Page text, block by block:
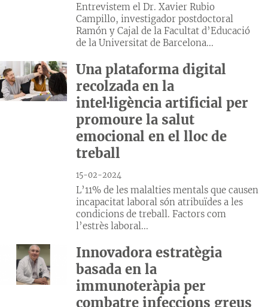
Entrevistem el Dr. Xavier Rubio
Campillo, investigador postdoctoral
Ramón y Cajal de la Facultat d’Educació
de la Universitat de Barcelona...
Una plataforma digital
recolzada en la
intel·ligència artificial per
promoure la salut
emocional en el lloc de
treball
15-02-2024
L’11% de les malalties mentals que causen
incapacitat laboral són atribuïdes a les
condicions de treball. Factors com
l’estrès laboral...
Innovadora estratègia
basada en la
immunoteràpia per
combatre infeccions greus